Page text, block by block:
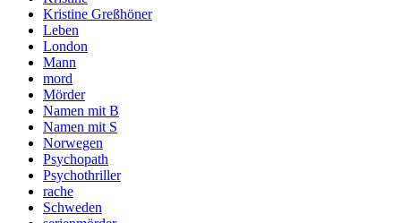
Kristine Greßhöner
Leben
London
Mann
mord
Mörder
Namen mit B
Namen mit S
Norwegen
Psychopath
Psychothriller
rache
Schweden